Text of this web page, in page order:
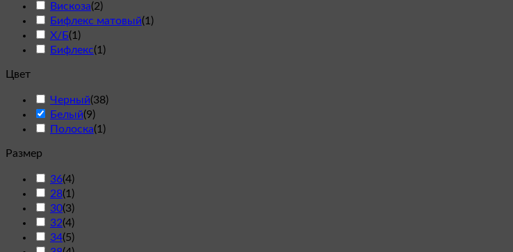
Вискоза(2)
Бифлекс матовый(1 )
Х/Б(1 )
Бифлекс(1 )
Цвет
Черный(38)
Белый(9)
Полоска(1 )
Размер
36(4)
28(1 )
30(3)
32(4)
34(5)